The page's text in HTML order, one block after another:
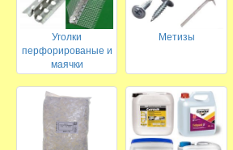
Уголки
перфорированые и
маячки
Метизы